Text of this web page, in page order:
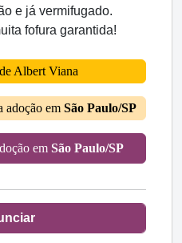
e já vermifugado.
fofura garantida!
Albert Viana
adoção em São Paulo/SP
em São Paulo/SP